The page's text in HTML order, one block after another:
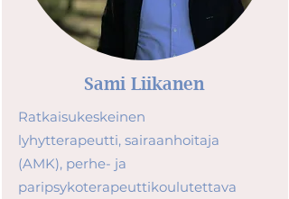
Sami Liikanen
Ratkaisukeskeinen
lyhytterapeutti, sairaanhoitaja
(AMK), perhe- ja
paripsykoterapeuttikoulutettava